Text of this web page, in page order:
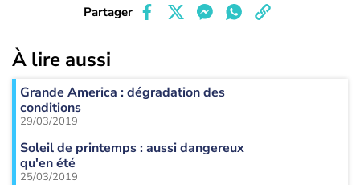
Partager
À lire aussi
Grande America : dégradation des
conditions
29/03/2019
Soleil de printemps : aussi dangereux
qu'en été
25/03/2019